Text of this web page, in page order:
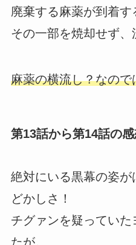
廃棄する麻薬が到着す
その一部を焼却せず、
麻薬の横流し？なの
第13話から第14話の
絶対にいる黒幕の姿が
どかしさ！
チグァンを疑ってい
たが。